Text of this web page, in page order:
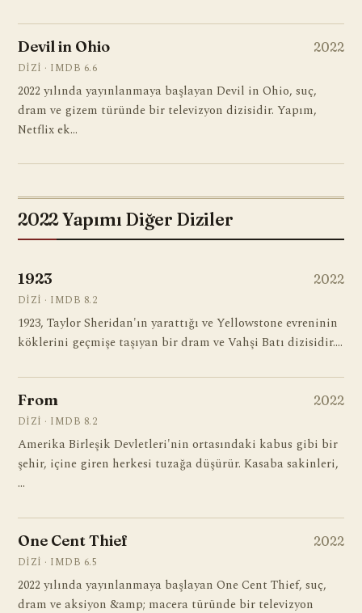
Devil in Ohio 2022
DIZI · IMDB 6.6
2022 yılında yayınlanmaya başlayan Devil in Ohio, suç,
dram ve gizem türünde bir televizyon dizisidir. Yapım,
Netflix ek…
2022 Yapımı Diğer Diziler
1923 2022
DIZI · IMDB 8.2
1923, Taylor Sheridan'ın yarattığı ve Yellowstone evreninin
köklerini geçmişe taşıyan bir dram ve Vahşi Batı dizisidir.…
From 2022
DIZI · IMDB 8.2
Amerika Birleşik Devletleri'nin ortasındaki kabus gibi bir
şehir, içine giren herkesi tuzağa düşürür. Kasaba sakinleri,
…
One Cent Thief 2022
DIZI · IMDB 6.5
2022 yılında yayınlanmaya başlayan One Cent Thief, suç,
dram ve aksiyon &amp; macera türünde bir televizyon